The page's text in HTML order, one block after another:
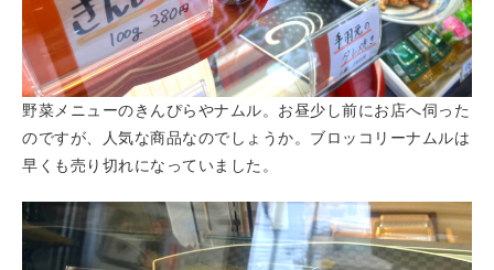
野菜メニューのきんぴらやナムル。お昼少し前にお店へ伺った
のですが、人気な商品なのでしょうか。ブロッコリーナムルは
早くも売り切れになっていました。